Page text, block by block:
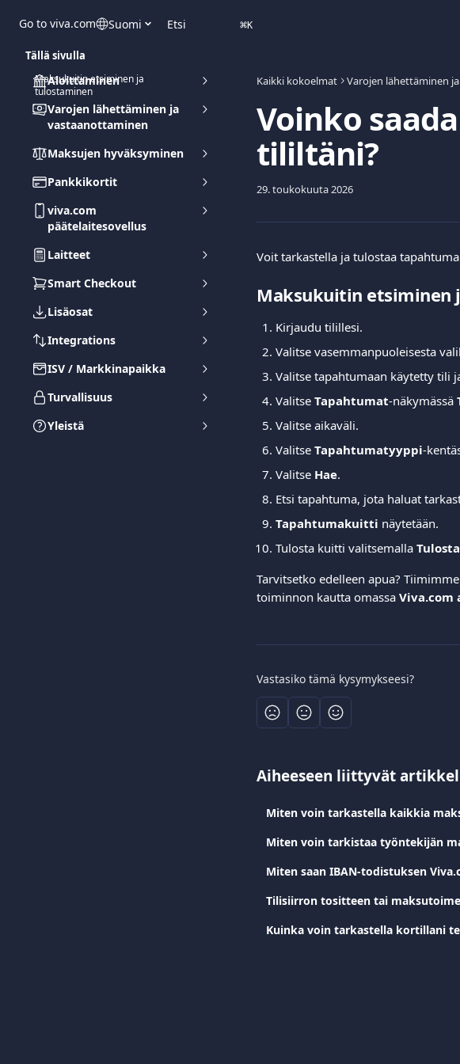
Go to viva.com Suomi Etsi ⌘K
Aloittaminen
Varojen lähettäminen ja
vastaanottaminen
Maksujen hyväksyminen
Pankkikortit
viva.com
päätelaitesovellus
Laitteet
Smart Checkout
Lisäosat
Integrations
ISV / Markkinapaikka
Turvallisuus
Yleistä
Kaikki kokoelmat Varojen lähettäminen
Voinko
tililtäni?
29. toukokuuta 2026
Voit tarkastella ja tulostaa
Maksukuitin etsiminen
Kirjaudu tilillesi.
Valitse vasemmanpuoleisesta
Valitse tapahtumaan käytetty tili
Valitse Tapahtumat-näkymässä
Valitse aikaväli.
Valitse Tapahtumatyyppi-
Valitse Hae.
Etsi tapahtuma, jota haluat
Tapahtumakuitti näytetään.
Tulosta kuitti valitsemalla Tulosta
Tarvitsetko edelleen apua?
toiminnon kautta omassa Viva.com
Vastasiko tämä kysymykseesi?
Aiheeseen liittyvät
Miten voin tarkastella kaikkia
Miten voin tarkistaa työntekijän
Miten saan IBAN-todistuksen
Tilisiirron tositteen tai
Kuinka voin tarkastella kortillani
Tällä sivulla
Maksukuitin etsiminen ja
tulostaminen